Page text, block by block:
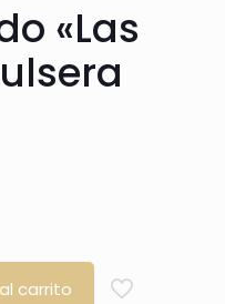
«Las
carrito